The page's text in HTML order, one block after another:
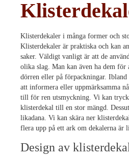
Klisterdekaler i många former och
Klisterdekaler är praktiska och kan
saker. Väldigt vanligt är att de
olika slag. Man kan även ha dem för
dörren eller på förpackningar.
att informera eller uppmärksamma
till för ren utsmyckning. Vi kan
klisterdekal till en stor mängd.
likadana. Vi kan skära ner
flera upp på ett ark om dekalerna är
Design av